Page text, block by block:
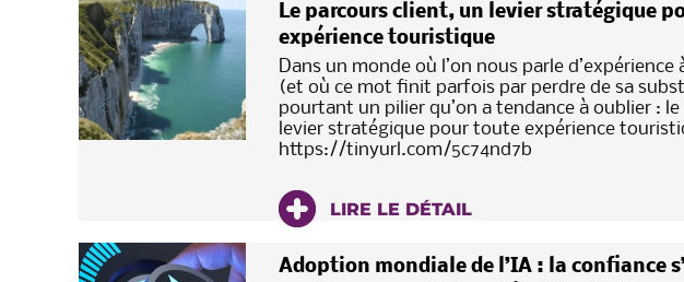
Le parcours client, un levier stratégique
expérience touristique
Dans un monde où l’on nous parle d’expérience
(et où ce mot finit parfois par perdre de sa
pourtant un pilier qu’on a tendance à oublier :
levier stratégique pour toute expérience
https://tinyurl.com/5c74nd7b
LIRE LE DÉTAIL
Adoption mondiale de l’IA : la confiance